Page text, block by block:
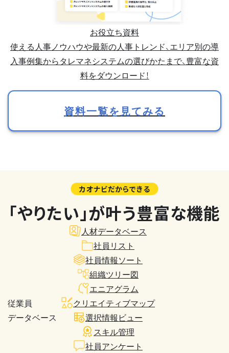
お役立ち資料
使える人事ノウハウや最新の人事トレンド、エリア別の導
入事例集からタレマネシステムの選びかたまで、豊富な資
料をダウンロード！
資料一覧を見てみる
カオナビだからできる
「やりたい」が叶う豊富な機能
従業員
データベース
人材データベース
社員リスト
社員情報ソート
組織ツリー図
エニアグラム
クリエイティブマップ
選択情報ビュー
スキル管理
社員アンケート